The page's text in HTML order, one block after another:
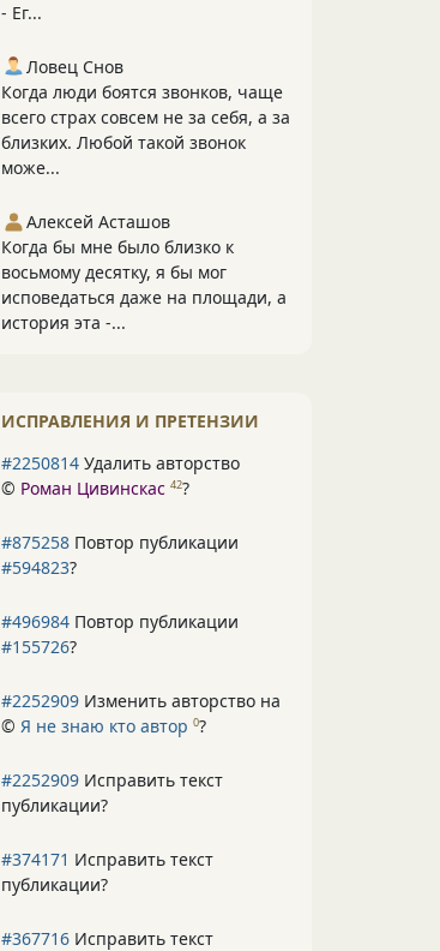
- Ег...
Ловец Снов
Когда люди боятся звонков, чаще
всего страх совсем не за себя, а за
близких. Любой такой звонок
може...
Алексей Асташов
Когда бы мне было близко к
восьмому десятку, я бы мог
исповедаться даже на площади, а
история эта -...
ИСПРАВЛЕНИЯ И ПРЕТЕНЗИИ
#2250814 Удалить авторство
© Роман Цивинскас 42?
#875258 Повтор публикации
#594823?
#496984 Повтор публикации
#155726?
#2252909 Изменить авторство на
© Я не знаю кто автор 0?
#2252909 Исправить текст
публикации?
#374171 Исправить текст
публикации?
#367716 Исправить текст